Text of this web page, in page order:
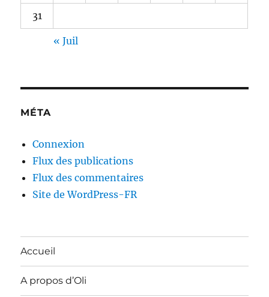
31
« Juil
MÉTA
Connexion
Flux des publications
Flux des commentaires
Site de WordPress-FR
Accueil
A propos d’Oli